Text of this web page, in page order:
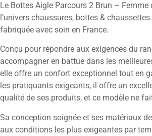
Le Bottes Aigle Parcours 2 Brun –
l’univers chaussures, bottes &
fabriquée avec soin en France.
Conçu pour répondre aux exigences du
accompagner en battue dans les
elle offre un confort exceptionnel tout en
les pratiquants exigeants, il offre un
qualité de ses produits, et ce modèle ne
Sa conception soignée et ses matériaux
aux conditions les plus exigeantes par